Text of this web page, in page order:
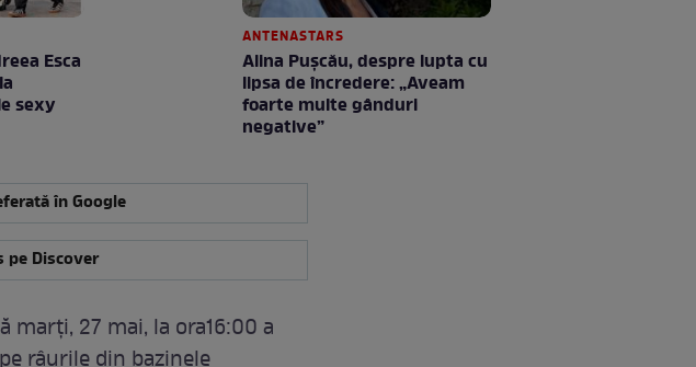
Esca
sexy
ANTENASTARS
Alina Pușcău, despre lupta cu
lipsa de încredere: „Aveam
foarte multe gânduri
negative”
în Google
pe Discover
marți, 27 mai, la ora16:00 a